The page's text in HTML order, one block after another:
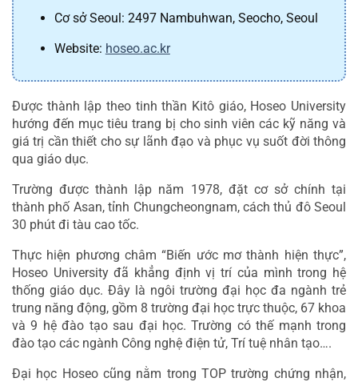
Cơ sở Seoul: 2497 Nambuhwan, Seocho, Seoul
Website: hoseo.ac.kr
Được thành lập theo tinh thần Kitô giáo, Hoseo University
hướng đến mục tiêu trang bị cho sinh viên các kỹ năng và
giá trị cần thiết cho sự lãnh đạo và phục vụ suốt đời thông
qua giáo dục.
Trường được thành lập năm 1978, đặt cơ sở chính tại
thành phố Asan, tỉnh Chungcheongnam, cách thủ đô Seoul
30 phút đi tàu cao tốc.
Thực hiện phương châm “Biến ước mơ thành hiện thực”,
Hoseo University đã khẳng định vị trí của mình trong hệ
thống giáo dục. Đây là ngôi trường đại học đa ngành trẻ
trung năng động, gồm 8 trường đại học trực thuộc, 67 khoa
và 9 hệ đào tạo sau đại học. Trường có thế mạnh trong
đào tạo các ngành Công nghệ điện tử, Trí tuệ nhân tạo….
Đại học Hoseo cũng nằm trong TOP trường chứng nhận,